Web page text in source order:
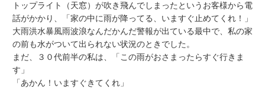
トップライト（天窓）が吹き飛んでしまったというお客様から電
話がかかり、「家の中に雨が降ってる、いますぐ止めてくれ！」
大雨洪水暴風雨波浪なんだかんだ警報が出ている最中で、私の家
の前も水がついて出られない状況のときでした。
まだ、３０代前半の私は、「この雨がおさまったらすぐ行きま
す」
「あかん！いますぐきてくれ」